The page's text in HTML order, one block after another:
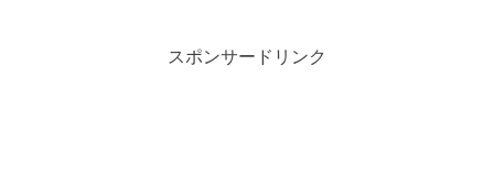
スポンサードリンク